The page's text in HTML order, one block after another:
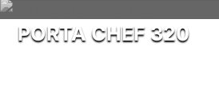
PORTA CHEF 320